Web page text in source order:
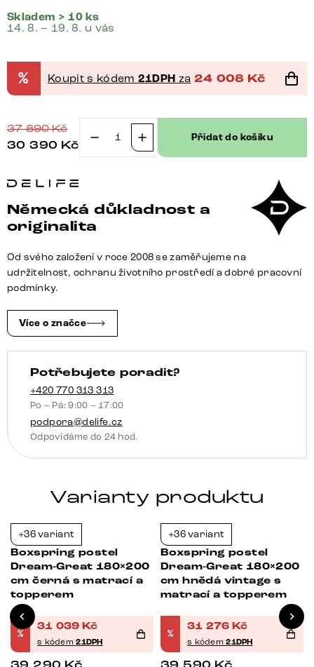
Skladem > 10 ks
14. 8. – 19. 8. u vás
% Koupit s kódem 21DPH za 24 008 Kč
37 890Kč
30 390 Kč
Boxspring
160x200
cm
mikrovlákno
stříbrně
matrací
a
topperem
množství
Přidat do košíku
Německá důkladnost a
originalita
Od svého založení v roce 2008 se zaměřujeme na
udržitelnost, ochranu životního prostředí a dobré pracovní
podmínky.
Více o značce
Potřebujete poradit?
+420 770 313 313
Po – Pá: 9:00 – 17:00
podpora@delife.cz
Odpovídáme do 24 hod.
Varianty produktu
+36 variant
Boxspring postel
Dream-Great 180×200
cm černá s matrací a
topperem
%
31 039 Kč
s kódem21DPH
+36 variant
Boxspring postel
Dream-Great 180×200
cm hnědá vintage s
matrací a topperem
%
31 276 Kč
s kódem21DPH